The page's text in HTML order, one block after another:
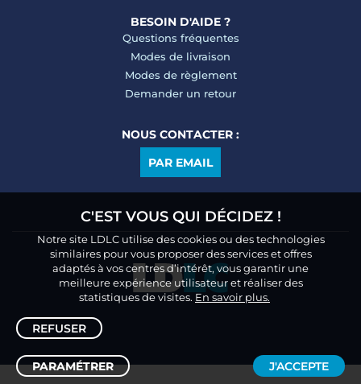
BESOIN D'AIDE ?
Questions fréquentes
Modes de livraison
Modes de règlement
Demander un retour
NOUS CONTACTER :
PAR EMAIL
C'EST VOUS QUI DÉCIDEZ !
Notre site LDLC utilise des cookies ou des technologies
similaires pour vous proposer des services et offres
adaptés à vos centres d’intérêt, vous garantir une
meilleure expérience utilisateur et réaliser des
statistiques de visites. En savoir plus.
REFUSER
PARAMÉTRER J'ACCEPTE